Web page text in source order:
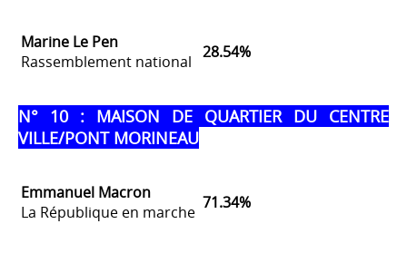
Marine Le Pen
Rassemblement national 28.54%
N° 10 : MAISON DE QUARTIER DU CENTRE
VILLE/PONT MORINEAU
Emmanuel Macron
La République en marche 71.34%